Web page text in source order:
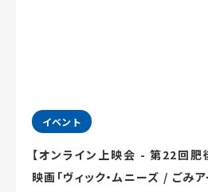
イベント
【オンライン上映会 - 第22回
映画「ヴィック・ムニーズ / ごみ